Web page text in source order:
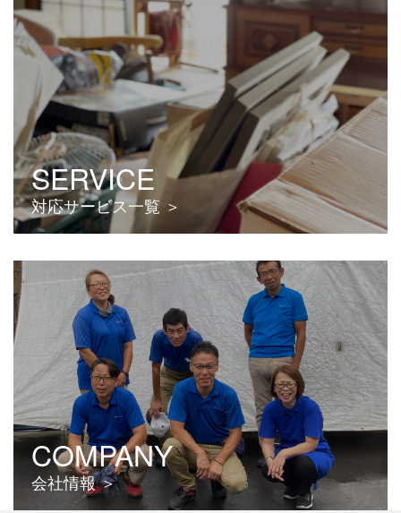
SERVICE
対応サービス一覧
COMPANY
会社情報